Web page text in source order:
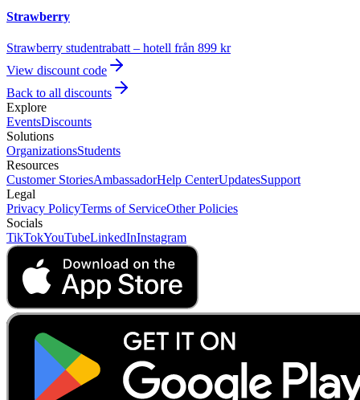
Strawberry
Strawberry studentrabatt – hotell från 899 kr
View discount code
Back to all discounts
Explore
EventsDiscounts
Solutions
OrganizationsStudents
Resources
Customer StoriesAmbassadorHelp CenterUpdatesSupport
Legal
Privacy PolicyTerms of ServiceOther Policies
Socials
TikTokYouTubeLinkedInInstagram